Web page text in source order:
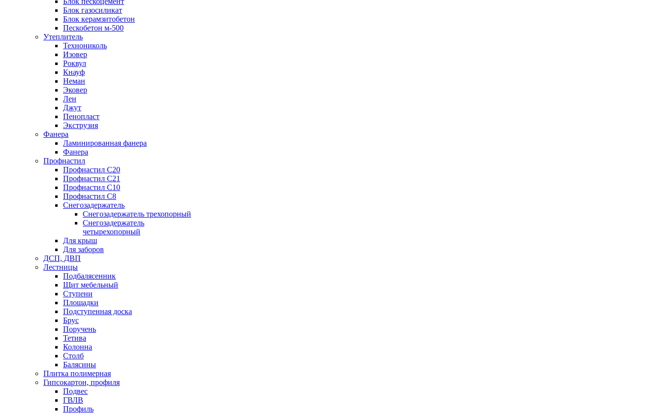
Блок газосиликат
Блок керамзитобетон
Пескобетон м-500
Утеплитель
Технониколь
Изовер
Роквул
Кнауф
Неман
Эковер
Лен
Джут
Пенопласт
Экструзия
Фанера
Ламинированная фанера
Фанера
Профнастил
Профнастил С20
Профнастил С21
Профнастил С10
Профнастил С8
Снегозадержатель
Снегозадержатель трехопорный
Снегозадержатель
четырехопорный
Для крыш
Для заборов
ДСП, ДВП
Лестницы
Подбалясенник
Щит мебельный
Ступени
Площадки
Подступенная доска
Брус
Поручень
Тетива
Колонна
Столб
Балясины
Плитка полимерная
Гипсокартон, профиля
Подвес
ГВЛВ
Профиль